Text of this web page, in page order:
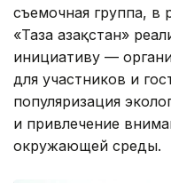
съемочная группа, в
«Таза Қазақстан»
инициативу —
для участников и
популяризация
и привлечение
окружающей среды.